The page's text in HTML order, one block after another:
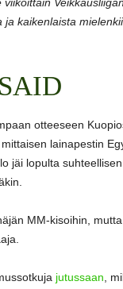
kaikenlaista
otteeseen
lainapestin
jäi lopulta
MM-kisoihin,
jutussaan ,